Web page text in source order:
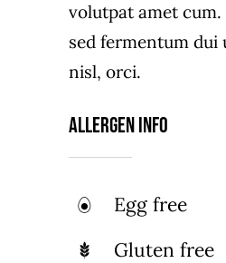
volutpat amet
sed fermentum dui
nisl, orci.
Allergen Info
Egg free
Gluten free